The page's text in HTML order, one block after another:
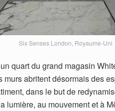
Six Senses London, Royaume-Uni
quart du grand magasin
murs abritent désormais des
dans le but de
lumière, au mouvement et à